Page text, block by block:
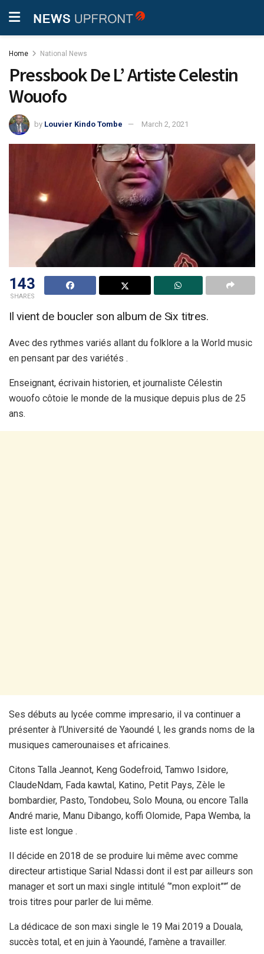
Home National News
Pressbook De L’ Artiste Celestin
Wouofo
by Louvier Kindo Tombe March 2, 2021
143
SHARES
Il vient de boucler son album de Six titres.
Avec des rythmes variés allant du folklore a la World music
en pensant par des variétés .
Enseignant, écrivain historien, et journaliste Célestin
wouofo côtoie le monde de la musique depuis plus de 25
ans.
Ses débuts au lycée comme impresario, il va continuer a
présenter à l’Université de Yaoundé l, les grands noms de la
musiques camerounaises et africaines.
Citons Talla Jeannot, Keng Godefroid, Tamwo Isidore,
ClaudeNdam, Fada kawtal, Katino, Petit Pays, Zèle le
bombardier, Pasto, Tondobeu, Solo Mouna, ou encore Talla
André marie, Manu Dibango, koffi Olomide, Papa Wemba, la
liste est longue .
Il décide en 2018 de se produire lui même avec comme
directeur artistique Sarial Ndassi dont il est par ailleurs son
manager et sort un maxi single intitulé ‘”mon exploit””‘ de
trois titres pour parler de lui même.
La dédicace de son maxi single le 19 Mai 2019 a Douala,
succès total, et en juin à Yaoundé, l’amène a travailler.